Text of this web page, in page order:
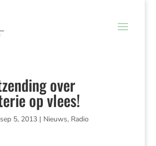
over
op vlees!
sep 5, 2013| Nieuws, Radio